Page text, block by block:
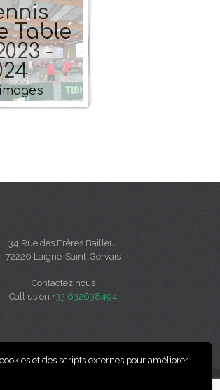
et des scripts externes pour améliorer
Table
-
34 Rue des Frères Bailleul
72220 Laigné-Saint-Gervais
Contactez nous
Call us on +33 632638494